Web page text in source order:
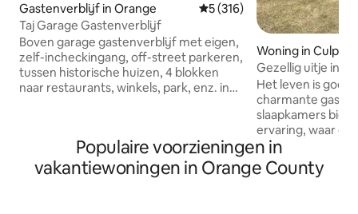
Gastenverblijf in Orange Gemiddelde beoordeling
5 (316)
Taj Garage Gastenverblijf
Boven garage gastenverblijf met eigen,
zelf-incheckingang, off-street parkeren,
tussen historische huizen, 4 blokken
naar restaurants, winkels, park, enz. in
wifi en balkon. Aangepaste hart grenen
meubels, EV-oplader, koelkast, fornuis,
magnetron, broodrooster en Keurig.
Woning in
Gezellig uitje in
Het leven is goed
charmante
slaapkamers
ervaring, waar
luchten en
buren zijn.
Populaire voorzieningen in
vakantiewoningen in Orange County